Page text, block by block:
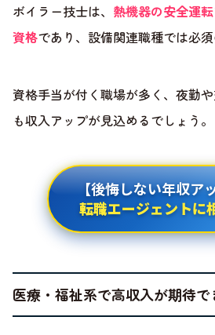
ボイラー技士は、 熱機器の安全運
資格であり、設備関連職種では必須
資格手当が付く職場が多く、夜勤
も収入アップが見込めるでしょう。
【後悔しない年収ア
転職エージェントに
医療・福祉系で高収入が期待